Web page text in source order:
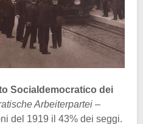
Socialdemocratico dei
Arbeiterpartei –
del 1919 il 43% dei seggi.